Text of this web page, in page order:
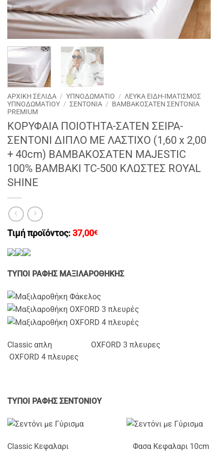
ΑΡΧΙΚΉ ΣΕΛΊΔΑ / ΥΠΝΟΔΩΜΑΤΙΟ / ΛΕΥΚΑ ΕΙΔΗ-ΙΜΑΤΙΣΜΟΣ
ΥΠΝΟΔΩΜΑΤΙΟΥ / ΣΕΝΤΟΝΙΑ / ΒΑΜΒΑΚΟΣΑΤΕΝ ΣΕΝΤΟΝΙΑ
PREMIUM
ΚΟΡΥΦΑΙΑ ΠΟΙΟΤΗΤΑ-ΣΑΤΕΝ ΣΕΙΡΑ-
ΣΕΝΤΟΝΙ ΔΙΠΛΟ ME ΛΑΣΤΙΧΟ (1,60 x 2,00
+ 40cm) ΒΑΜΒΑΚΟΣΑΤΕΝ MAJESTIC
100% BAMBAKI TC-500 ΚΛΩΣΤΕΣ ROYAL
SHINE
Τιμή προϊόντος: 37,00€
ΤΥΠΟΙ ΡΑΦΗΣ ΜΑΞΙΛΑΡΟΘΗΚΗΣ
Classic απλη OXFORD 3 πλευρες
OXFORD 4 πλευρες
ΤΥΠΟΙ ΡΑΦΗΣ ΣΕΝΤΟΝΙΟΥ
Classic Κεφαλαρι Φασα Κεφαλαρι 10cm